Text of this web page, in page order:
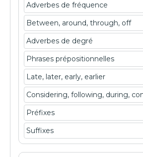
Adverbes de fréquence
Between, around, through, off
Adverbes de degré
Phrases prépositionnelles
Late, later, early, earlier
Considering, following, during,
Préfixes
Suffixes